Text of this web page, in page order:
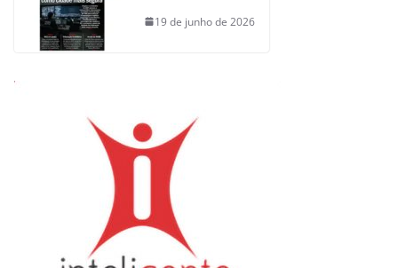
19 de junho de 2026